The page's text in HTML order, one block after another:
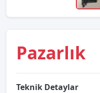
Pazarlık
Teknik Detaylar